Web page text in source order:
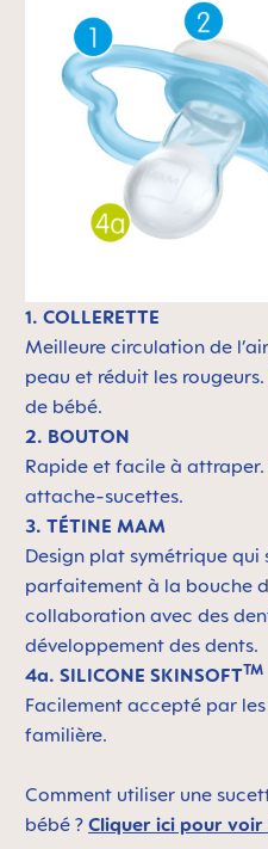
1. COLLERETTE
Meilleure circulation de
peau et réduit les
de bébé.
2. BOUTON
Rapide et facile à
attache-sucettes.
3. TÉTINE MAM
Design plat symétrique qui
parfaitement à la bouche
collaboration avec des
développement des dents.
4a. SILICONE SKINSOFTTM
Facilement accepté par
familière.
Comment utiliser une
bébé ? Cliquer ici pour